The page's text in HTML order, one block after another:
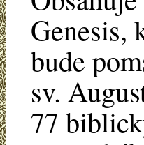
Genesis,
bude
sv.
77